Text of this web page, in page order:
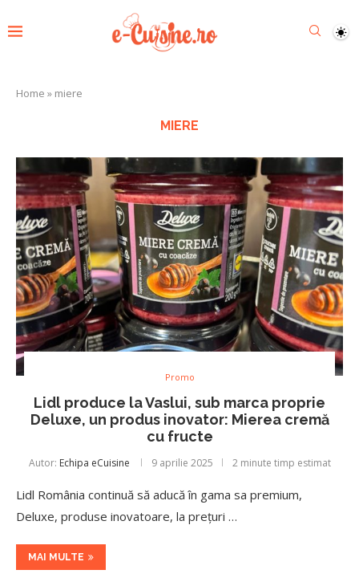
Home » miere
MIERE
Promo
Lidl produce la Vaslui, sub marca proprie
Deluxe, un produs inovator: Mierea cremă
cu fructe
Autor: Echipa eCuisine 9 aprilie 2025 2 minute timp estimat
Lidl România continuă să aducă în gama sa premium,
Deluxe, produse inovatoare, la prețuri …
MAI MULTE